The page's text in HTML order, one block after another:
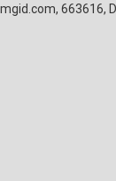
mgid.com, 663616,